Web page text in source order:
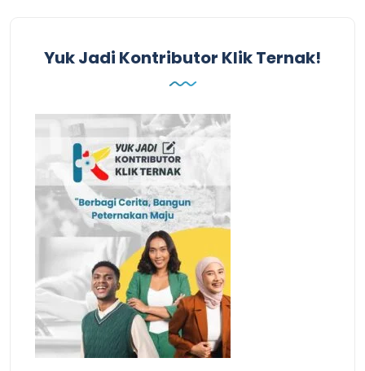
Yuk Jadi Kontributor Klik Ternak!